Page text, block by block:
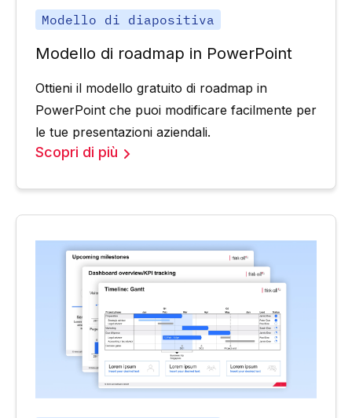
Modello di diapositiva
Modello di roadmap in PowerPoint
Ottieni il modello gratuito di roadmap in
PowerPoint che puoi modificare facilmente per
le tue presentazioni aziendali.
Scopri di più